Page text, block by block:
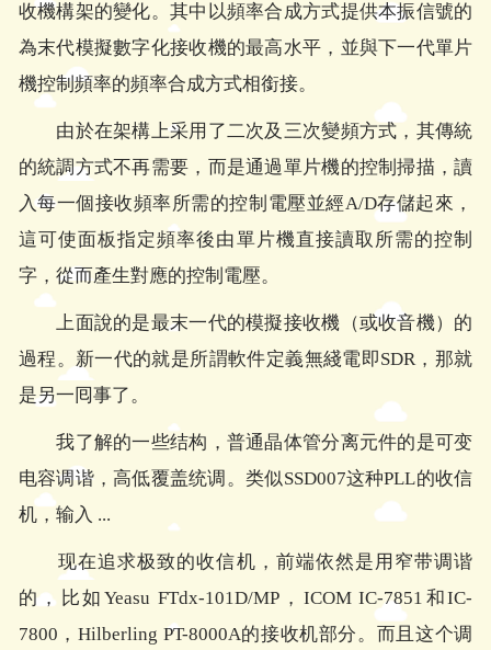
收機構架的變化。其中以頻率合成方式提供本振信號的
為末代模擬數字化接收機的最高水平，並與下一代單片
機控制頻率的頻率合成方式相銜接。
由於在架構上采用了二次及三次變頻方式，其傳統
的統調方式不再需要，而是通過單片機的控制掃描，讀
入每一個接收頻率所需的控制電壓並經A/D存儲起來，
這可使面板指定頻率後由單片機直接讀取所需的控制
字，從而產生對應的控制電壓。
上面說的是最末一代的模擬接收機（或收音機）的
過程。新一代的就是所謂軟件定義無綫電即SDR，那就
是另一囘事了。
我了解的一些结构，普通晶体管分离元件的是可变
电容调谐，高低覆盖统调。类似SSD007这种PLL的收信
机，输入 ...
现在追求极致的收信机，前端依然是用窄带调谐
的，比如Yeasu FTdx-101D/MP，ICOM IC-7851和IC-
7800，Hilberling PT-8000A的接收机部分。而且这个调